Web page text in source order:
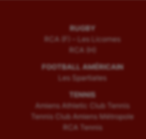
RUGBY
RCA (F) – Les Licornes
RCA (H)
FOOTBALL AMÉRICAIN
Les Spartiates
TENNIS
Amiens Athletic Club Tennis
Tennis Club Amiens Métropole
RCA Tennis